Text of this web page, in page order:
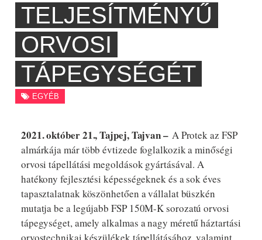
TELJESÍTMÉNYŰ
ORVOSI
TÁPEGYSÉGÉT
EGYÉB
2021. október 21., Tajpej, Tajvan –A Protek az FSP
almárkája már több évtizede foglalkozik a minőségi
orvosi tápellátási megoldások gyártásával. A
hatékony fejlesztési képességeknek és a sok éves
tapasztalatnak köszönhetően a vállalat büszkén
mutatja be a legújabb FSP 150M-K sorozatú orvosi
tápegységet, amely alkalmas a nagy méretű háztartási